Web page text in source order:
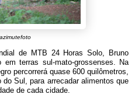
de MTB 24 Horas Solo, Bruno
terras sul-mato-grossenses. Na
percorrerá quase 600 quilômetros,
Sul, para arrecadar alimentos que
de cada cidade.